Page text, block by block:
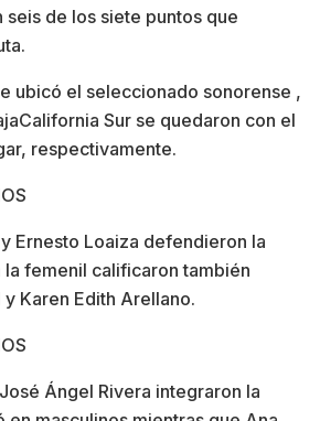
seis de los siete puntos que
ubicó el seleccionado sonorense ,
Sur se quedaron con el
respectivamente.
Ernesto Loaiza defendieron la
la femenil calificaron también
y Karen Edith Arellano.
Ángel Rivera integraron la